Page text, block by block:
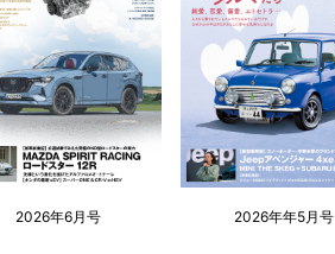
2026年6月号 2026年年5月号